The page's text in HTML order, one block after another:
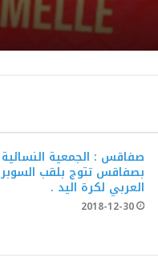
صفاقس : الجمعية النسائية
بصفاقس تتوج بلقب السوبر
العربي لكرة اليد .
2018-12-30